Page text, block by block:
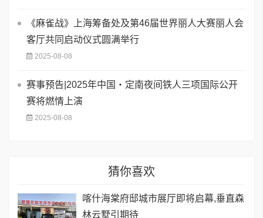
《麻雀战》上海筹备处及第46届世界丽人大赛丽人会
客厅共同启动仪式圆满举行
2025-08-08
赛事预告|2025年中国・定南夜间铁人三项国际公开
赛将燃情上演
2025-08-08
猜你喜欢
喀什海棠府邸城市展厅即将启幕,垂直森
林云墅引期待